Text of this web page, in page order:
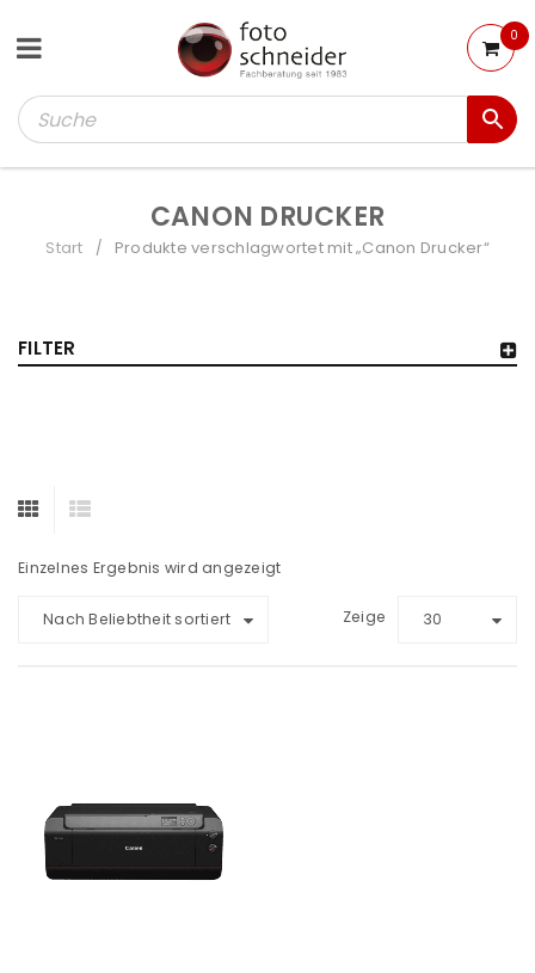
0
CANON DRUCKER
Start / Produkte verschlagwortet mit „Canon Drucker“
FILTER
Einzelnes Ergebnis wird angezeigt
Nach Beliebtheit sortiert Zeige 30